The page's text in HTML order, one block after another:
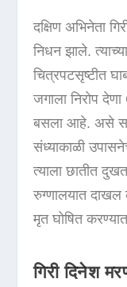
दक्षिण अभिनेता
निधन झाले.
चित्रपटसृष्टीत
जगाला निरोप
बसला आहे. असे
संध्याकाळी
त्याला छातीत
रुग्णालयात
मृत घोषित
गिरी दिनेश